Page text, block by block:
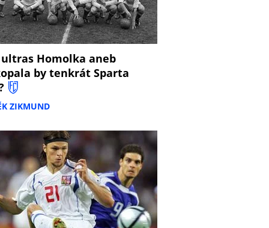
ultras Homolka aneb
by tenkrát Sparta
ZIKMUND